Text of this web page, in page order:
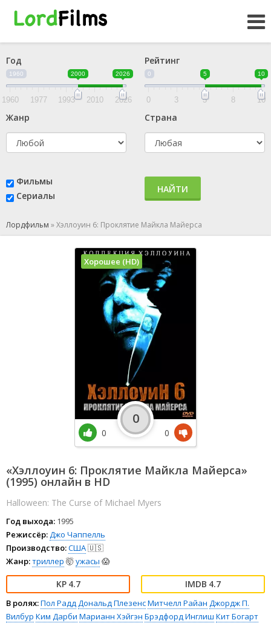
Год
1960 2000 2026
1960 1977 1993 2010 2026
Рейтинг
0 5 10
0 3 5 8 10
Жанр Страна
Фильмы
Сериалы
НАЙТИ
Лордфильм »Хэллоуин 6: Проклятие Майкла Майерса
«Хэллоуин 6: Проклятие Майкла Майерса»
(1995) онлайн в HD
Halloween: The Curse of Michael Myers
Год выхода: 1995
Режиссёр:Джо Чаппелль
Производство:США🇺🇸
Жанр:триллер 🤯ужасы 😱
4.7 4.7
В ролях:Пол РаддДональд ПлезенсМитчелл Райан Джордж П.
Вилбур Ким Дарби Марианн Хэйгэн Брэдфорд Инглиш Кит Богарт
Хорошее (HD)
0
0
0